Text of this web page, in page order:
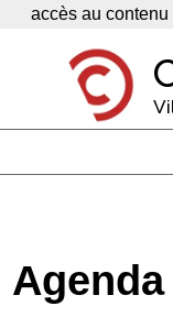
Panneau de gestion des
accès au contenu
Economie